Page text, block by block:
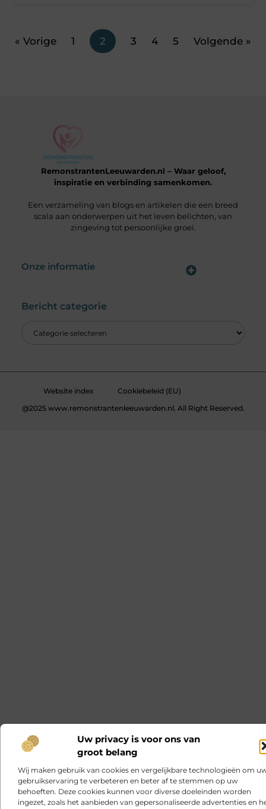
Uw privacy is voor ons van
groot belang
Wij maken gebruik van cookies en vergelijkbare technologieën om
gebruikservaring te verbeteren en beter af te stemmen op uw
behoeften. Deze cookies kunnen voor diverse doeleinden worden
ingezet, zoals het aanbieden van gepersonaliseerde advertenties en
« Vorige 1 2 3 4 5 Volgende »
RemonstrantenLeeuwarden.nl – Waar geloof,
inspiratie en verbinding samenkomen.
Een verzameling van blogs en artikelen die een breed
scala aan onderwerpen uit het leven belichten, van
zingeving tot persoonlijke groei.
Onze informatie
Bericht categorie
Website index
Cookiebeleid (EU)
@2025 www.remonstrantenleeuwarden.nl. All Right Reserved.